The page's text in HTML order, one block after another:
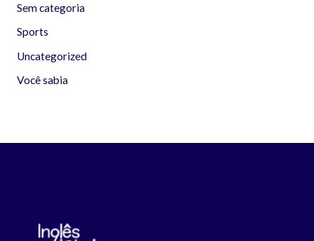
Sem categoria
Sports
Uncategorized
Você sabia